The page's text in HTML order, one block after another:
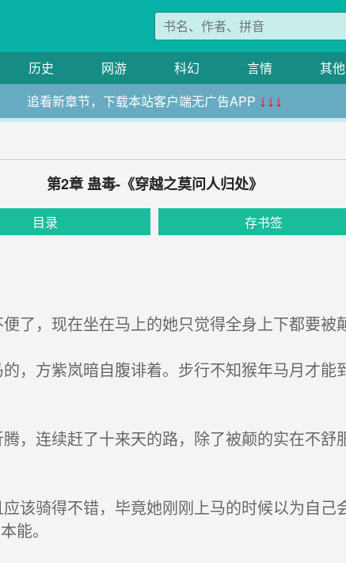
历史 网游 科幻 言情 其他
追看新章节，下载本站客户端无广告APP ↓↓↓
第2章 蛊毒-《穿越之莫问人归处》
目录 存书签
了，现在坐在马上的她只觉得全身上下都要被
，方紫岚暗自腹诽着。步行不知猴年马月才能
，连续赶了十来天的路，除了被颠的实在不舒
该骑得不错，毕竟她刚刚上马的时候以为自己
能。